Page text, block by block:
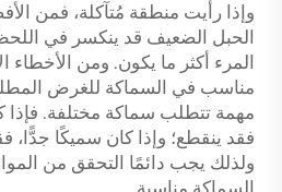
وإذا رأيت منطقة مُتآكلة، فمن
الحبل الضعيف قد ينكسر في
المرء أكثر ما يكون. ومن
مناسب في السماكة للغرض
مهمة تتطلب سماكة مختلفة. فإذا
فقد ينقطع؛ وإذا كان سميكًا جدًّا،
ولذلك يجب دائمًا التحقق من